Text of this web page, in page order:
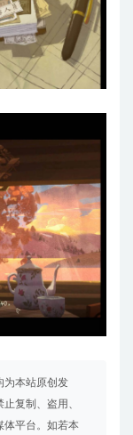
为本站原创发
复制、盗用、
体平台。如若本